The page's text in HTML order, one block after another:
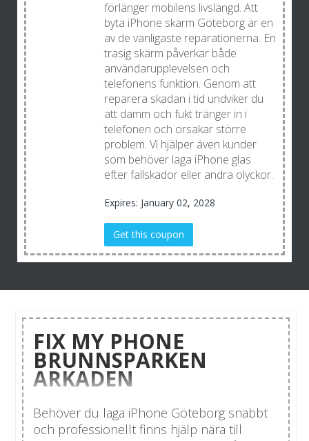
förlänger mobilens livslängd. Att
byta iPhone skärm Göteborg är en
av de vanligaste reparationerna. En
trasig skärm påverkar både
användarupplevelsen och
telefonens funktion. Genom att
reparera skadan i tid undviker du
att damm och fukt tränger in i
telefonen och orsakar större
problem. Vi hjälper även kunder
som behöver laga iPhone glas
efter fallskador eller andra olyckor.
Expires: January 02, 2028
Get this coupon
FIX MY PHONE
BRUNNSPARKEN
ARKADEN
Behöver du laga iPhone Göteborg snabbt
och professionellt finns hjälp nära till